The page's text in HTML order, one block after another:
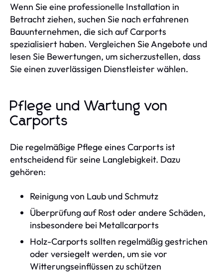
Wenn Sie eine professionelle Installation in
Betracht ziehen, suchen Sie nach erfahrenen
Bauunternehmen, die sich auf Carports
spezialisiert haben. Vergleichen Sie Angebote und
lesen Sie Bewertungen, um sicherzustellen, dass
Sie einen zuverlässigen Dienstleister wählen.
Pflege und Wartung von
Carports
Die regelmäßige Pflege eines Carports ist
entscheidend für seine Langlebigkeit. Dazu
gehören:
Reinigung von Laub und Schmutz
Überprüfung auf Rost oder andere Schäden,
insbesondere bei Metallcarports
Holz-Carports sollten regelmäßig gestrichen
oder versiegelt werden, um sie vor
Witterungseinflüssen zu schützen